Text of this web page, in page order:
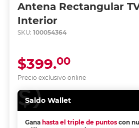
Antena Rectangular
Interior
SKU: 100054364
Precio exclusivo online
$399.00
Saldo Wallet
Gana hasta el triple de puntos con